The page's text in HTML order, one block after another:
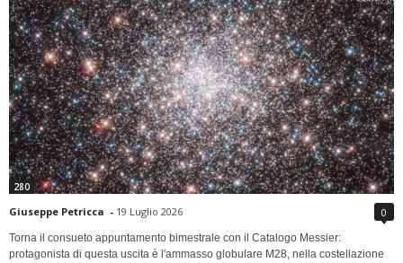
280
Giuseppe Petricca - 19 Luglio 2026 0
Torna il consueto appuntamento bimestrale con il Catalogo Messier:
protagonista di questa uscita è l'ammasso globulare M28, nella costellazione